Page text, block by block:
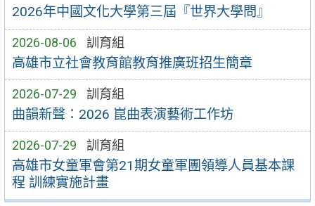
2026年中國文化大學第三屆『世界大學問』
2026-08-06 訓育組
高雄市立社會教育館教育推廣班招生簡章
2026-07-29 訓育組
曲韻新聲：2026 崑曲表演藝術工作坊
2026-07-29 訓育組
高雄市女童軍會第21期女童軍團領導人員基本課
程 訓練實施計畫